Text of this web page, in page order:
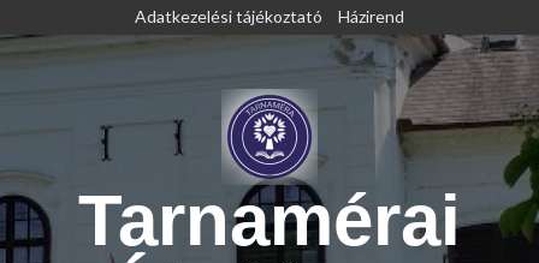
to
Adatkezelési tájékoztató Házirend
Tarnamérai